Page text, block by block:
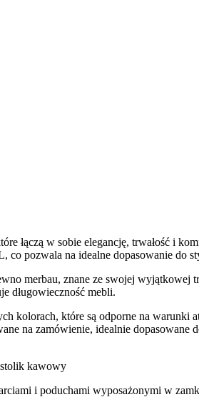
łączą w sobie elegancję, trwałość i
pozwala na idealne dopasowanie do
merbau, znane ze swojej wyjątkowej
długowieczność mebli.
kolorach, które są odporne na warunki
na zamówienie, idealnie
kawowy
i poduchami wyposażonymi w